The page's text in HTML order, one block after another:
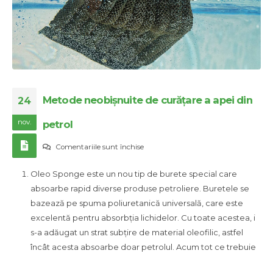
24
nov.
Metode neobișnuite de curățare a apei din
petrol
Comentariile sunt închisepentru
neobișnuite
de
curățare
a
apei
din
Oleo Sponge este un nou tip de burete special care
absoarbe rapid diverse produse petroliere. Buretele se
bazează pe spuma poliuretanică universală, care este
excelentă pentru absorbția lichidelor. Cu toate acestea, i
s-a adăugat un strat subțire de material oleofilic, astfel
încât acesta absoarbe doar petrolul. Acum tot ce trebuie